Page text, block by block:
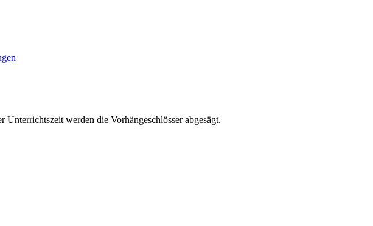
werden die Vorhängeschlösser abgesägt.